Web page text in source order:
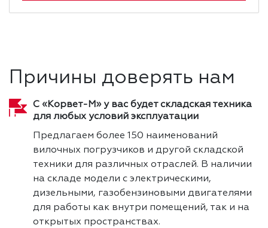
Причины доверять нам
С «Корвет-М» у вас будет складская техника
для любых условий эксплуатации
Предлагаем более 150 наименований
вилочных погрузчиков и другой складской
техники для различных отраслей. В наличии
на складе модели с электрическими,
дизельными, газобензиновыми двигателями
для работы как внутри помещений, так и на
открытых пространствах.